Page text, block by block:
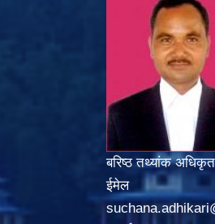
बरिष्ठ तथ्यांक
ईमेल